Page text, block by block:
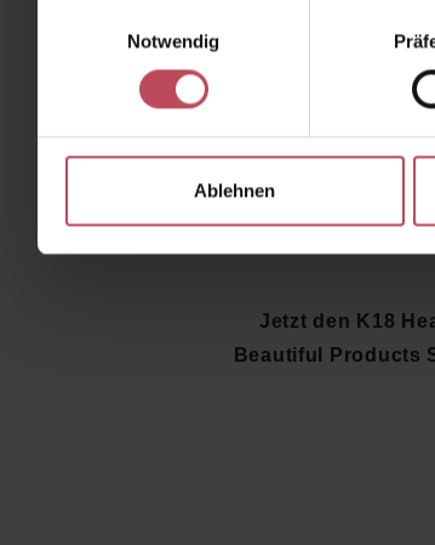
Notwendig
Ablehnen
dein Haar auch
glänzend und
perfekte Wahl für
Pflege,
Jetzt den K18
Beautiful Products